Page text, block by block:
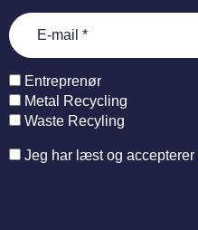
Entreprenør
Metal Recycling
Waste Recyling
Jeg har læst og accepterer